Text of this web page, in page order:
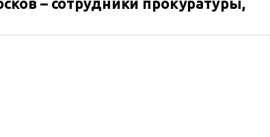
– сотрудники прокуратуры,